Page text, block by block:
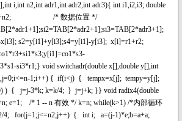
n2,int adr1,int adr2,int adr3){ int i1,i2,i3; double
/* 数据位置 */
s2=y[i1]+y[i3];s4=y[i1]-y[i3]; x[i]=r1+r2;
si3*r1;} void switchadr(double x[],double y[],int
1;i++) { if(i<j) { tempx=x[j]; tempy=y[j];
{ j=j-3*k; k=k/4; } j=j+k; }} void radix4(double
e=1; /* 1 -- n 有效 */ k=n; while(k>1) /*内部循环
4; for(j=1;j<=n2;j++) { int i; a=(j-1)*e;b=a+a;